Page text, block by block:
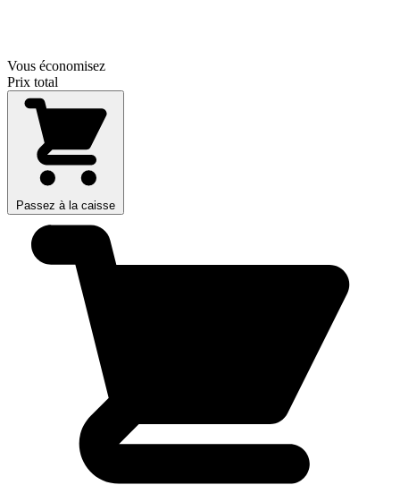
Vous économisez
Prix total
Passez à la caisse